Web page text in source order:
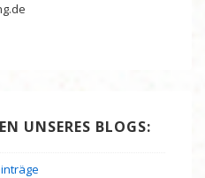
UNSERES BLOGS: